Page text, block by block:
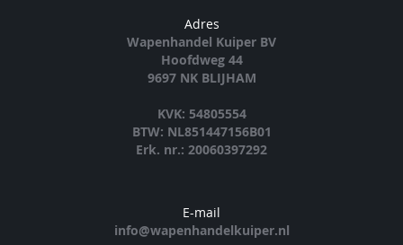
Adres
Wapenhandel Kuiper BV
Hoofdweg 44
9697 NK BLIJHAM
KVK: 54805554
BTW: NL851447156B01
Erk. nr.: 20060397292
E-mail
info@wapenhandelkuiper.nl